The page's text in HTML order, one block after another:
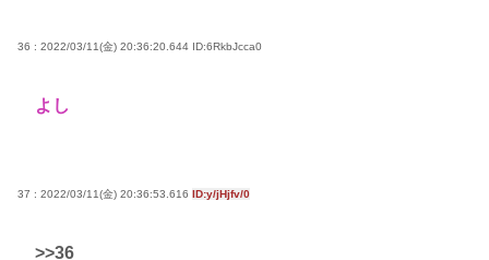
36 : 2022/03/11(金) 20:36:20.644 ID:6RkbJcca0
よし
37 : 2022/03/11(金) 20:36:53.616 ID:y/jHjfv/0
>>36